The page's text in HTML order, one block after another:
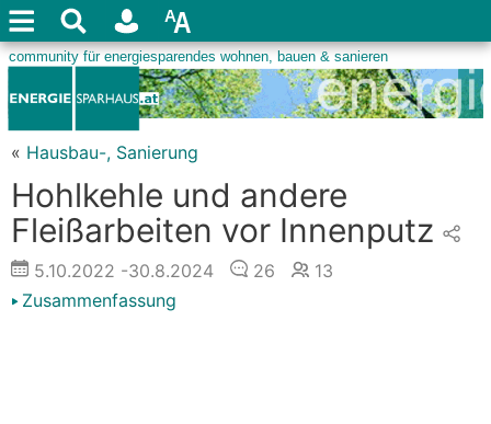
« Hausbau-, Sanierung
Hohlkehle und andere
Fleißarbeiten vor Innenputz
5.10.2022 -30.8.2024 26
13
Zusammenfassung